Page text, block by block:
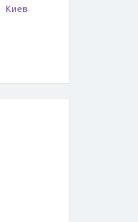
Киев